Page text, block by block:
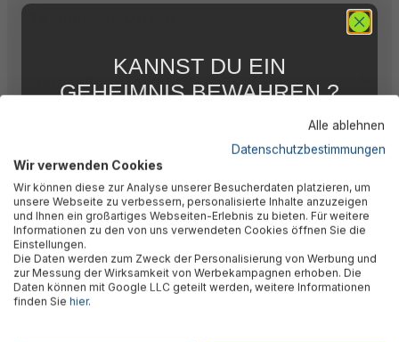
Herstellerinformation
🎉 Jetzt den Newsletter
abonnieren & 5% Rabatt
sichern!
Alle ablehnen
Datenschutzbestimmungen
Wir verwenden Cookies
Wir können diese zur Analyse unserer Besucherdaten platzieren, um
unsere Webseite zu verbessern, personalisierte Inhalte anzuzeigen
und Ihnen ein großartiges Webseiten-Erlebnis zu bieten. Für weitere
Informationen zu den von uns verwendeten Cookies öffnen Sie die
Einstellungen.
Die Daten werden zum Zweck der Personalisierung von Werbung und
zur Messung der Wirksamkeit von Werbekampagnen erhoben. Die
Daten können mit Google LLC geteilt werden, weitere Informationen
finden Sie hier.
KANNST DU EIN
GEHEIMNIS BEWAHREN ?
FÜR DICH
Abonniere jetzt unseren kostenlosen
Newsletter, verpasse keine Neuigkeiten und
Aktionen mehr und sichere Dir 5 %
Willkommensrabatt auf nicht reduzierte Ware
bei Deiner ersten Bestellung !*
Email